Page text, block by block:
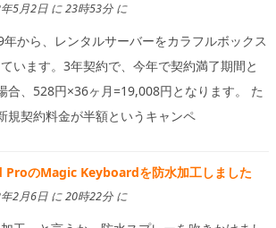
5月2日 に 23時53分 に
年から、レンタルサーバーをカラフルボックス
います。3年契約で、今年で契約満了期間と
合、528円×36ヶ月=19,008円となります。 た
規契約料金が半額というキャンペ
ProのMagic Keyboardを防水加工しました
2月6日 に 20時22分 に